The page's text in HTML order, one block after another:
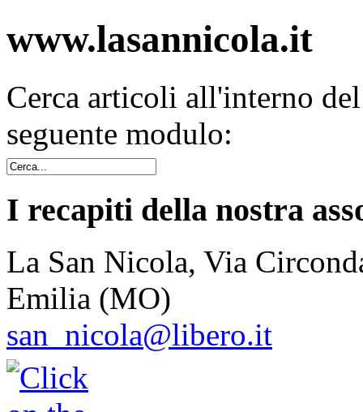
www.lasannicola.it
Cerca articoli all'interno
seguente modulo:
I recapiti della nostra
La San Nicola, Via
Emilia (MO)
san_nicola@libero.it